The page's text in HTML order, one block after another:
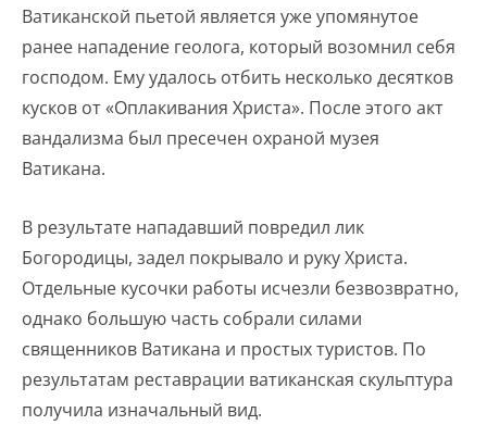
Ватиканской пьетой является уже упомянутое
ранее нападение геолога, который возомнил себя
господом. Ему удалось отбить несколько десятков
кусков от «Оплакивания Христа». После этого акт
вандализма был пресечен охраной музея
Ватикана.
В результате нападавший повредил лик
Богородицы, задел покрывало и руку Христа.
Отдельные кусочки работы исчезли безвозвратно,
однако большую часть собрали силами
священников Ватикана и простых туристов. По
результатам реставрации ватиканская скульптура
получила изначальный вид.